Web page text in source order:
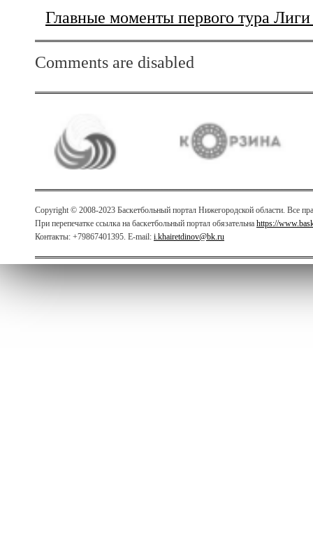
Главные моменты первого тура
Comments are disabled
Copyright © 2008-2023 Баскетбольный портал Нижегородской области. Все
При перепечатке ссылка на баскетбольный портал обязательна https://
Контакты: +79867401395. E-mail: i.khairetdinov@bk.ru